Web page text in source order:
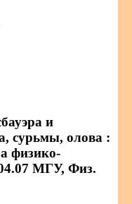
и
сурьмы, олова :
физико-
МГУ, Физ.